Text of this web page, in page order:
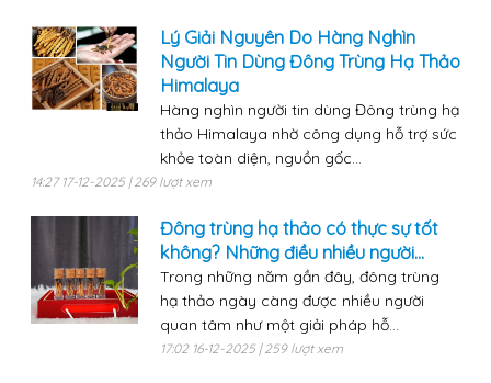
Lý Giải Nguyên Do Hàng Nghìn
Người Tin Dùng Đông Trùng Hạ Thảo
Himalaya
Hàng nghìn người tin dùng Đông trùng hạ
thảo Himalaya nhờ công dụng hỗ trợ sức
khỏe toàn diện, nguồn gốc...
14:27 17-12-2025 | 269 lượt xem
Đông trùng hạ thảo có thực sự tốt
không? Những điều nhiều người...
Trong những năm gần đây, đông trùng
hạ thảo ngày càng được nhiều người
quan tâm như một giải pháp hỗ...
17:02 16-12-2025 | 259 lượt xem